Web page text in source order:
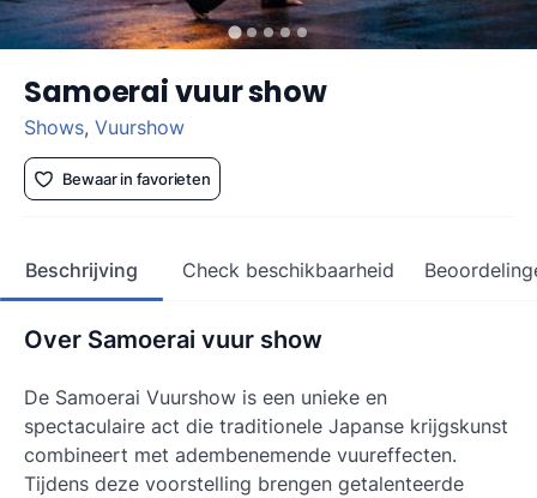
Samoerai vuur show
Shows, Vuurshow
Bewaar in favorieten
Beschrijving Check beschikbaarheid
Over Samoerai vuur show
De Samoerai Vuurshow is een unieke en
spectaculaire act die traditionele Japanse krijgskunst
combineert met adembenemende vuureffecten.
Tijdens deze voorstelling brengen getalenteerde